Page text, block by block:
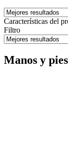
Características del
Filtro
Manos y